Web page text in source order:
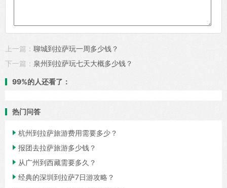
上一篇： 聊城到拉萨玩一周多少钱？
下一篇： 泉州到拉萨玩七天大概多少钱？
99%的人还看了：
热门问答
 杭州到拉萨旅游费用需要多少？
 报团去拉萨旅游多少钱？
 从广州到西藏需要多久？
 经典的深圳到拉萨7日游攻略？